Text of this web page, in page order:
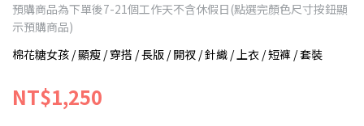
預購商品為下單後7-21個工作天不含休假日(點選完顏色尺寸按鈕顯
示預購商品)
棉花糖女孩 / 顯瘦 / 穿搭 / 長版 / 開衩 / 針織 / 上衣 / 短褲 / 套裝
NT$1,250